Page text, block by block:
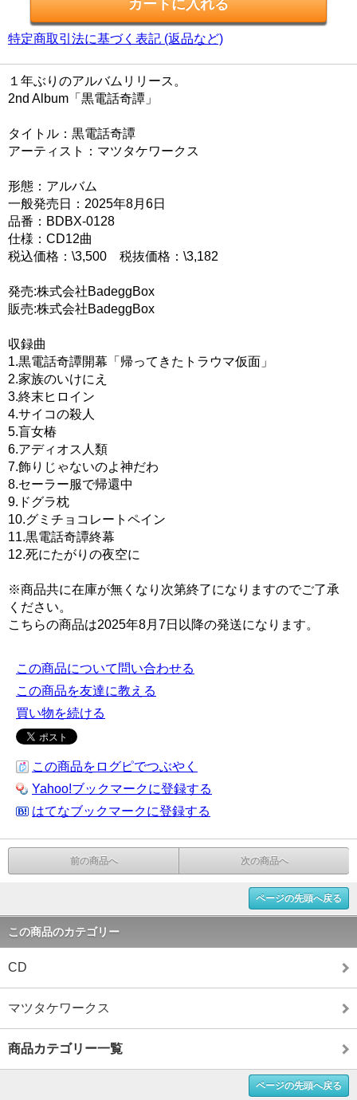
特定商取引法に基づく表記 (返品など)
１年ぶりのアルバムリリース。
2nd Album「黒電話奇譚」
タイトル：黒電話奇譚
アーティスト：マツタケワークス
形態：アルバム
一般発売日：2025年8月6日
品番：BDBX-0128
仕様：CD12曲
税込価格：\3,500 税抜価格：\3,182
発売:株式会社BadeggBox
販売:株式会社BadeggBox
収録曲
1.黒電話奇譚開幕「帰ってきたトラウマ仮面」
2.家族のいけにえ
3.終末ヒロイン
4.サイコの殺人
5.盲女椿
6.アディオス人類
7.飾りじゃないのよ神だわ
8.セーラー服で帰還中
9.ドグラ枕
10.グミチョコレートペイン
11.黒電話奇譚終幕
12.死にたがりの夜空に
※商品共に在庫が無くなり次第終了になりますのでご了承
ください。
こちらの商品は2025年8月7日以降の発送になります。
この商品について問い合わせる
この商品を友達に教える
買い物を続ける
この商品をログピでつぶやく
Yahoo!ブックマークに登録する
はてなブックマークに登録する
前の商品へ 次の商品へ
ページの先頭へ戻る
この商品のカテゴリー
CD
マツタケワークス
商品カテゴリー一覧
ページの先頭へ戻る